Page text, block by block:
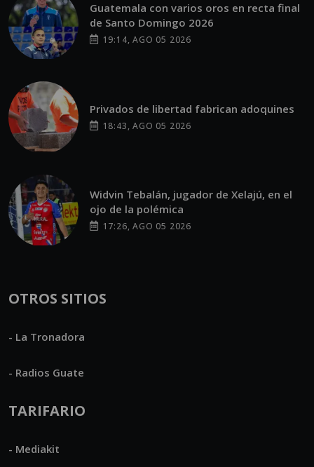
Guatemala con varios oros en recta final
de Santo Domingo 2026
19:14, AGO 05 2026
Privados de libertad fabrican adoquines
18:43, AGO 05 2026
Widvin Tebalán, jugador de Xelajú, en el
ojo de la polémica
17:26, AGO 05 2026
OTROS SITIOS
- La Tronadora
- Radios Guate
TARIFARIO
- Mediakit